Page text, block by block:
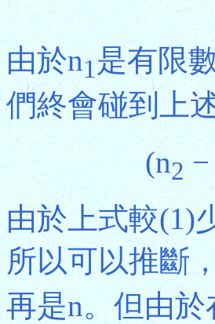
由於n1是有限
們終會碰到上
(n2−
由於上式較(1)
所以可以推斷
再是n。但由